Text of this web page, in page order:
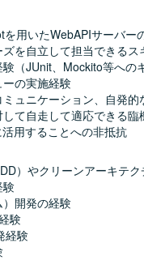
を用いたWebAPIサーバー
ズを自立して担当できるス
（JUnit、Mockito等への
ーの実施経験
ミュニケーション、自発
して自走して適応できる臨
用することへの非抵抗
）やクリーンアーキテ
験
）開発の経験
験
経験